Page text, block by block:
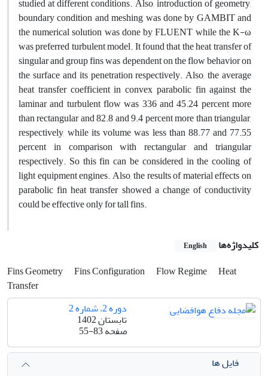
boundary condition and meshing was done by GAMBIT and
the numerical solution was done by FLUENT while the K-ω
was preferred turbulent model. It found that the heat transfer of
singular and group fins was dependent on the flow behavior on
the surface and its penetration respectively. Also, the average
heat transfer coefficient in convex parabolic fin against the
laminar and turbulent flow was 336 and 45.24 percent more
than rectangular and 82.8 and 9.4 percent more than triangular,
respectively, while its volume was less than 88.77 and 77.55
percent in comparison with rectangular and triangular
respectively. So this fin can be considered in the cooling of
light equipment engines. Also, the results of material effects on
parabolic fin heat transfer showed a change of conductivity
could be effective only for tall fins.
کلیدواژه‌ها English
Fins Geometry Fins Configuration Flow Regime
Heat
Transfer
دوره 2، شماره 2
تابستان 1402
صفحه55-83
فایل ها